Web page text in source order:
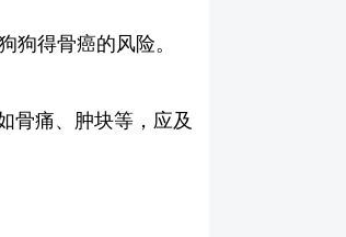
狗得骨癌的风险。
骨痛、肿块等，应及